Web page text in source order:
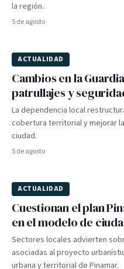
la región.
5 de agosto
ACTUALIDAD
Cambios en la
patrullajes y
La dependencia local
cobertura territorial y mejorar
ciudad.
5 de agosto
ACTUALIDAD
Cuestionan el plan
en el modelo de
Sectores locales advierten
asociadas al proyecto
urbana y territorial de Pinamar.